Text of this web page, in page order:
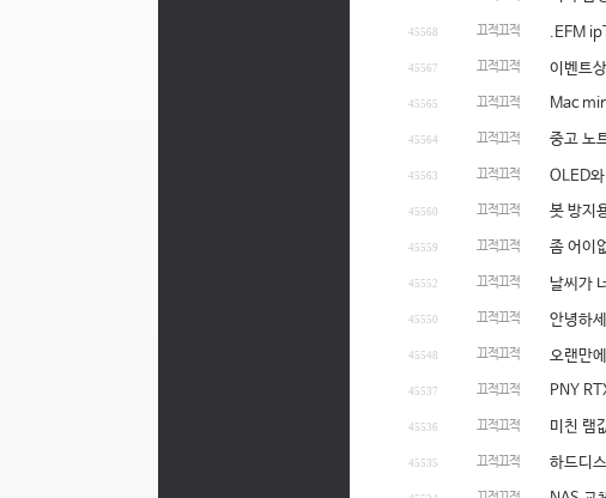
45568 끄적끄적 .EFM
45567 끄적끄적 이벤트
45565 끄적끄적 Mac
45564 끄적끄적 중고 노
45563 끄적끄적 OLED
45560 끄적끄적 봇 방지
45559 끄적끄적 좀 어이
45552 끄적끄적 날씨가
45550 끄적끄적 안녕하
45548 끄적끄적 오랜만
45537 끄적끄적 PNY
45536 끄적끄적 미친 램
45535 끄적끄적 하드디